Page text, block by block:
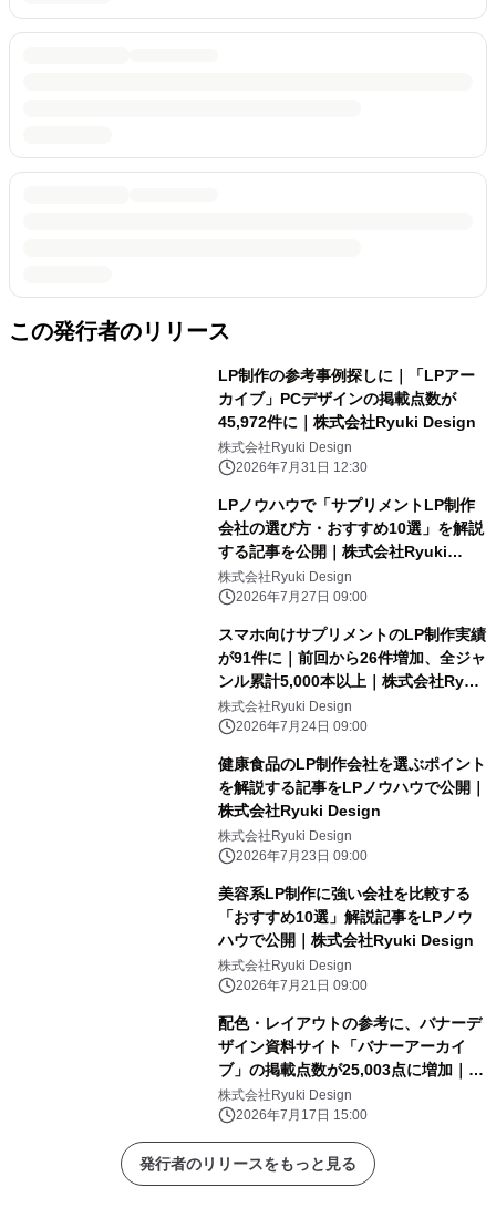
この発行者のリリース
LP制作の参考事例探しに｜「LPアー
カイブ」PCデザインの掲載点数が
45,972件に｜株式会社Ryuki Design
株式会社Ryuki Design
2026年7月31日 12:30
LPノウハウで「サプリメントLP制作
会社の選び方・おすすめ10選」を解説
する記事を公開｜株式会社Ryuki
Design（LP制作.jp）
株式会社Ryuki Design
2026年7月27日 09:00
スマホ向けサプリメントのLP制作実績
が91件に｜前回から26件増加、全ジャ
ンル累計5,000本以上｜株式会社Ryuki
Design（LP制作.jp）
株式会社Ryuki Design
2026年7月24日 09:00
健康食品のLP制作会社を選ぶポイント
を解説する記事をLPノウハウで公開｜
株式会社Ryuki Design
株式会社Ryuki Design
2026年7月23日 09:00
美容系LP制作に強い会社を比較する
「おすすめ10選」解説記事をLPノウ
ハウで公開｜株式会社Ryuki Design
株式会社Ryuki Design
2026年7月21日 09:00
配色・レイアウトの参考に、バナーデ
ザイン資料サイト「バナーアーカイ
ブ」の掲載点数が25,003点に増加｜株
式会社Ryuki Design
株式会社Ryuki Design
2026年7月17日 15:00
発行者のリリースをもっと見る